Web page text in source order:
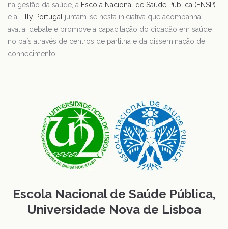
na gestão da saúde, a Escola Nacional de Saúde Pública (ENSP)
e a
Lilly Portugal
juntam-se nesta iniciativa que acompanha,
avalia, debate e promove a capacitação do cidadão em saúde
no país através de centros de partilha e da disseminação de
conhecimento.
Escola Nacional de Saúde Pública,
Universidade Nova de Lisboa